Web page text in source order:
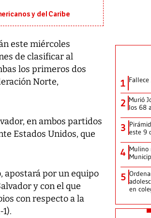
y del Caribe
este miércoles
de clasificar al
los primeros dos
Norte,
en ambos partidos
Estados Unidos, que
apostará por un equipo
y con el que
con respecto a la
1
2 Murió
los 68
3 este 9
4 Mulino
5
en